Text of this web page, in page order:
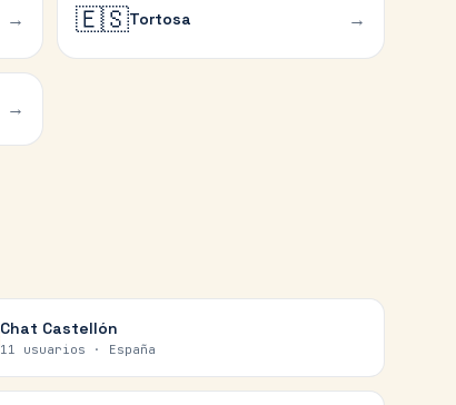
→ 🇪🇸Tortosa →
→
Chat Castellón
11 usuarios · España